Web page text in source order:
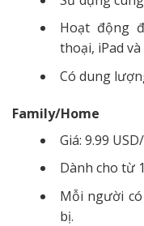
Hoạt động
thoại, iPad
Có dung
Family/Home
Giá: 9.99
Dành cho từ
Mỗi người
bị.